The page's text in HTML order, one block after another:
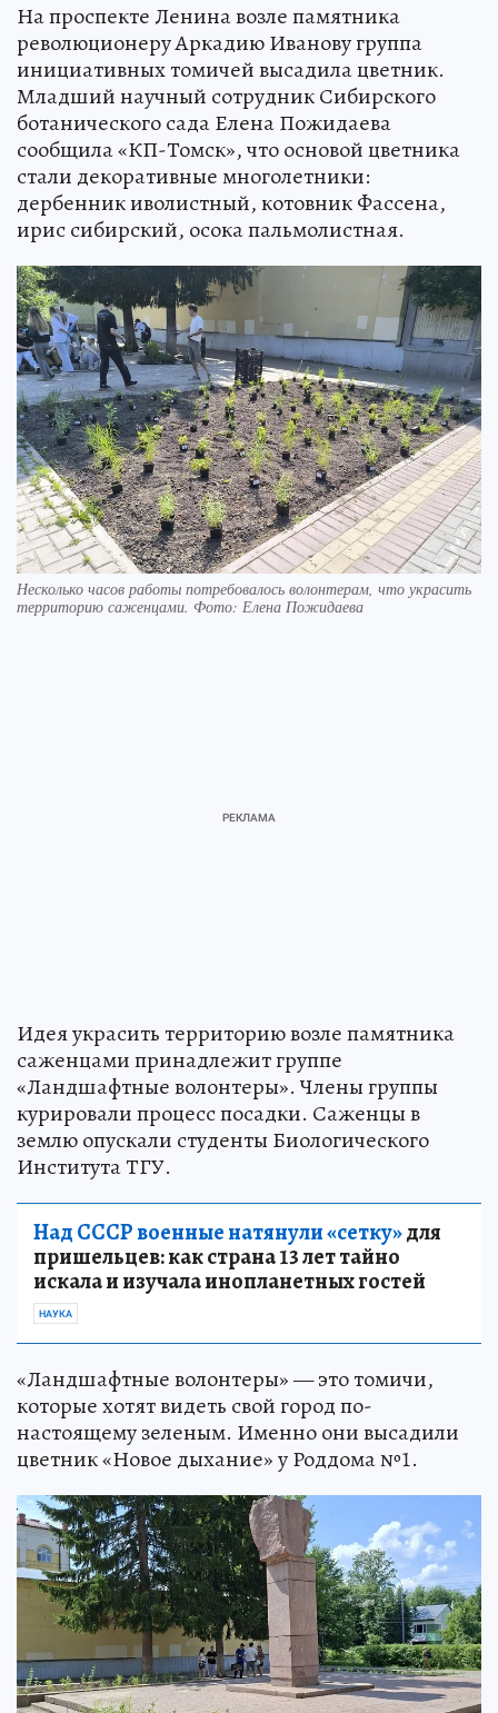
На проспекте Ленина возле памятника
революционеру Аркадию Иванову группа
инициативных томичей высадила цветник.
Младший научный сотрудник Сибирского
ботанического сада Елена Пожидаева
сообщила «КП-Томск», что основой цветника
стали декоративные многолетники:
дербенник иволистный, котовник Фассена,
ирис сибирский, осока пальмолистная.
Несколько часов работы потребовалось волонтерам, что украсить
территорию саженцами. Фото: Елена Пожидаева
Идея украсить территорию возле памятника
саженцами принадлежит группе
«Ландшафтные волонтеры». Члены группы
курировали процесс посадки. Саженцы в
землю опускали студенты Биологического
Института ТГУ.
Над СССР военные натянули «сетку»для
пришельцев: как страна 13 лет тайно
искала и изучала инопланетных гостей
НАУКА
«Ландшафтные волонтеры» — это томичи,
которые хотят видеть свой город по-
настоящему зеленым. Именно они высадили
цветник «Новое дыхание» у Роддома №1.